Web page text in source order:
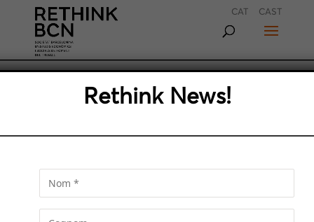
CAT CAST
RENFE, LOCOMOTORA
ECONÒMICA DE CATALUNYA
Rethink News!